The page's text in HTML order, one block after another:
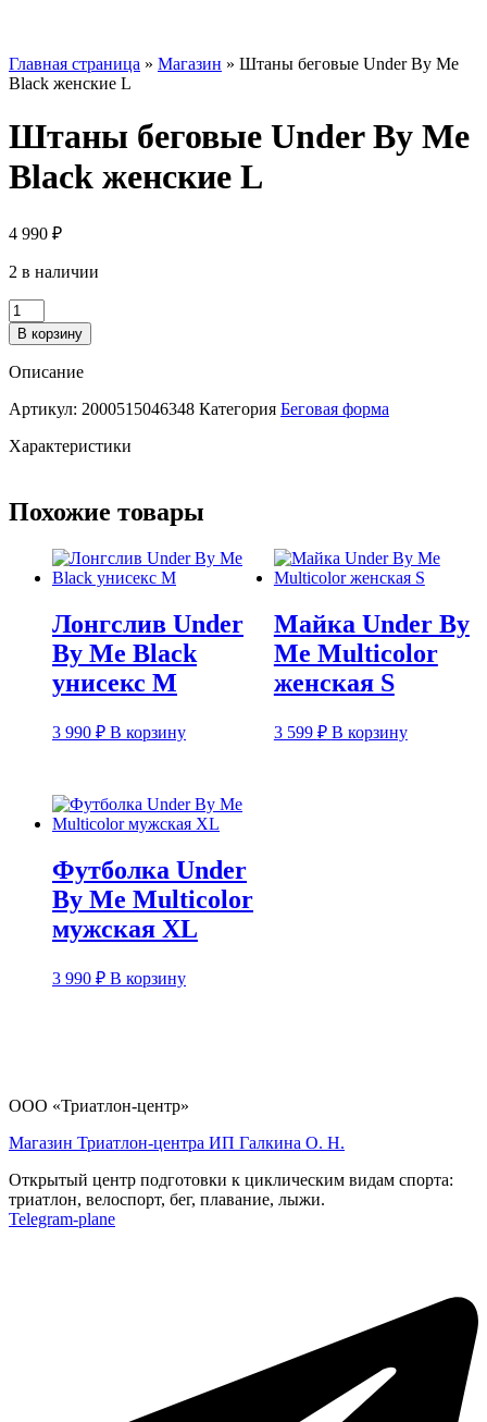
Главная страница » Магазин » Штаны беговые Under By Me
Black женские L
Штаны беговые Under By Me
Black женские L
4 990 ₽
2 в наличии
Количество
товара
Штаны
беговые
By
Black
В корзину
Описание
Артикул: 2000515046348 Категория Беговая форма
Характеристики
Похожие товары
Лонгслив Under
By Me Black
унисекс M
3 990 ₽ В корзину
Майка Under By
Me Multicolor
женская S
3 599 ₽ В корзину
Футболка Under
By Me Multicolor
мужская XL
3 990 ₽ В корзину
ООО «Триатлон-центр»
Магазин Триатлон-центра ИП Галкина О. Н.
Открытый центр подготовки к циклическим видам спорта:
триатлон, велоспорт, бег, плавание, лыжи.
Telegram-plane